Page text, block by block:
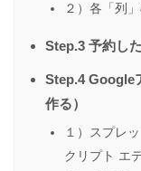
２）各「列
Step.3 予約し
Step.4 Google
作る）
１）スプレ
クリプト エ